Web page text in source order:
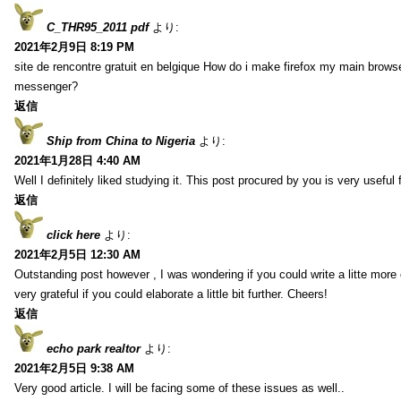
C_THR95_2011 pdf より:
2021年2月9日 8:19 PM
site de rencontre gratuit en belgique How do i make firefox my main
messenger?
返信
Ship from China to Nigeria より:
2021年1月28日 4:40 AM
Well I definitely liked studying it. This post procured by you is very useful
返信
click here より:
2021年2月5日 12:30 AM
Outstanding post however , I was wondering if you could write a litte
very grateful if you could elaborate a little bit further. Cheers!
返信
echo park realtor より:
2021年2月5日 9:38 AM
Very good article. I will be facing some of these issues as well..